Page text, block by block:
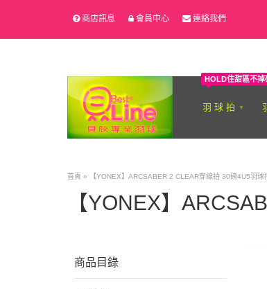
商店訊息 會員中心 連絡我們
HOLD住甜區不掉
羽 球 拍
首頁 » 【YONEX】ARCSABER 2 CLEAR穿線拍 30磅4U5羽球
【YONEX】
商品目錄